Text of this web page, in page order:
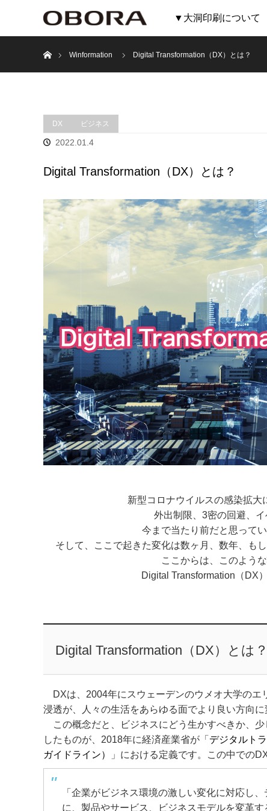
▼大洞印刷について
Winformation
Digital Transformation（DX）とは？
DX ビジネス
2022.01.4
Digital Transformation（DX）とは？
新型コロナウイルスの感染拡大
外出制限、3密の回避、
今まで当たり前だと思って
そして、ここで起きた変化は数ヶ月、数年、も
ここからは、このよう
Digital Transformation（DX
Digital Transformation（DX）とは？
DXは、2004年にスウェーデンのウメオ大学のエ
浸透が、人々の生活をあらゆる面でより良い方向
この概念だと、ビジネスにどう生かすべきか、
したものが、2018年に経済産業省が「 デジタルト
ガイドライン）
」における定義です。この中での
「企業がビジネス環境の激しい変化に対応し
に、製品やサービス、ビジネスモデルを変革